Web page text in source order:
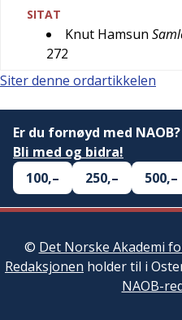
SITAT
Knut Hamsun
272
Siter denne ordartikkelen
Er du fornøyd med NAOB?
Bli med og bidra!
100,–
250,– 500,–
© Det Norske Akademi
Redaksjonen holder til i
NAOB-